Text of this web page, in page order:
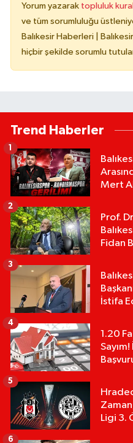
Yorum yazarak topluluk
ve tüm sorumluluğu
Balıkesir Haberleri |
hiçbir şekilde sorumlu
Trend Haberler
Mert
1
Prof.
Fidan
2
Başkanı
İstifa
3
1.20
4
Ligi 3.
5
6